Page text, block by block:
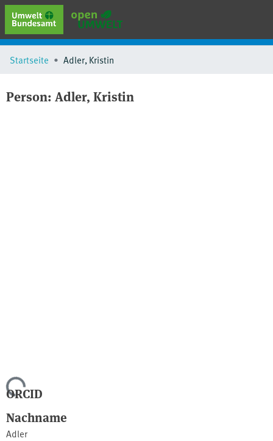
erweiterte Suche
Browse
Schlagwörter
Startseite Adler, Kristin
Person: Adler, Kristin
Lade...
ORCID
Nachname
Adler